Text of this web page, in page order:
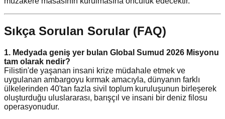
Sıkça Sorulan Sorular (FAQ)
1. Medyada geniş yer bulan Global Sumud 2026 Misyonu
tam olarak nedir?
Filistin'de yaşanan insani krize müdahale etmek ve
uygulanan ambargoyu kırmak amacıyla, dünyanın farklı
ülkelerinden 40'tan fazla sivil toplum kuruluşunun birleşerek
oluşturduğu uluslararası, barışçıl ve insani bir deniz filosu
operasyonudur.